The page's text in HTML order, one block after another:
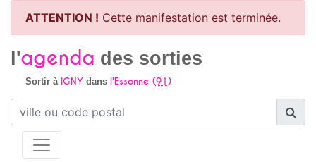
ATTENTION ! Cette manifestation est terminée.
l'agenda des sorties
Sortir à IGNYdans l'Essonne (91)